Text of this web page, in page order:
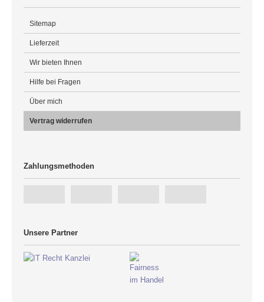
Sitemap
Lieferzeit
Wir bieten Ihnen
Hilfe bei Fragen
Über mich
Vertrag widerrufen
Zahlungsmethoden
Unsere Partner